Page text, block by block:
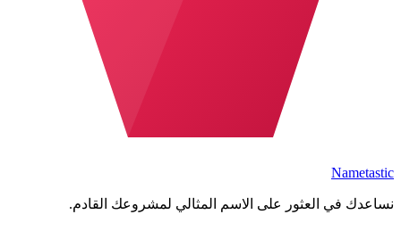
Nametastic
نساعدك في العثور على الاسم المثالي لمشروعك القادم.